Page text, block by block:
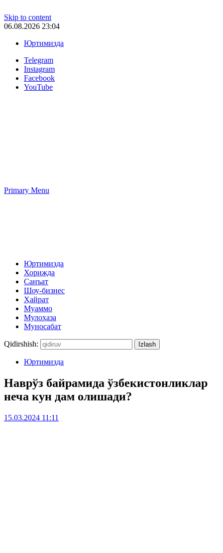
Skip to content
06.08.2026 23:04
Юртимизда
Telegram
Instagram
Facebook
YouTube
Primary Menu
Юртимизда
Хорижда
Санъат
Шоу-бизнес
Ҳайрат
Муаммо
Мулоҳаза
Муносабат
Qidirshish:
Юртимизда
Наврўз байрамида ўзбекистонликлар
неча кун дам олишади?
15.03.2024 11:11